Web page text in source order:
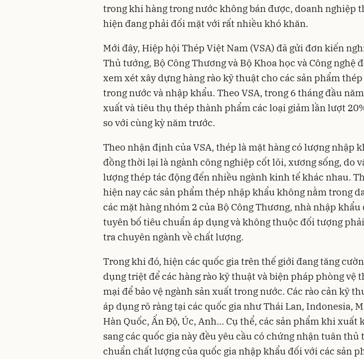
trong khi hàng trong nước không bán được, doanh nghiệp
hiện đang phải đối mặt với rất nhiều khó khăn.
Mới đây, Hiệp hội Thép Việt Nam (VSA) đã gửi đơn kiến
Thủ tướng, Bộ Công Thương và Bộ Khoa học và Công nghệ
xem xét xây dựng hàng rào kỹ thuật cho các sản phẩm
trong nước và nhập khẩu. Theo VSA, trong 6 tháng đầu
xuất và tiêu thụ thép thành phẩm các loại giảm lần lượt
so với cùng kỳ năm trước.
Theo nhận định của VSA, thép là mặt hàng có lượng nhập
đồng thời lại là ngành công nghiệp cốt lõi, xương sống, do
lượng thép tác động đến nhiều ngành kinh tế khác nhau.
hiện nay các sản phẩm thép nhập khẩu không nằm trong
các mặt hàng nhóm 2 của Bộ Công Thương, nhà nhập khẩu
tuyên bố tiêu chuẩn áp dụng và không thuộc đối tượng
tra chuyên ngành về chất lượng.
Trong khi đó, hiện các quốc gia trên thế giới đang tăng
dụng triệt để các hàng rào kỹ thuật và biện pháp phòng vệ
mại để bảo vệ ngành sản xuất trong nước. Các rào cản kỹ
áp dụng rõ ràng tại các quốc gia như Thái Lan, Indonesia,
Hàn Quốc, Ấn Độ, Úc, Anh... Cụ thể, các sản phẩm khi xuất
sang các quốc gia này đều yêu cầu có chứng nhận tuân thủ
chuẩn chất lượng của quốc gia nhập khẩu đối với các sản